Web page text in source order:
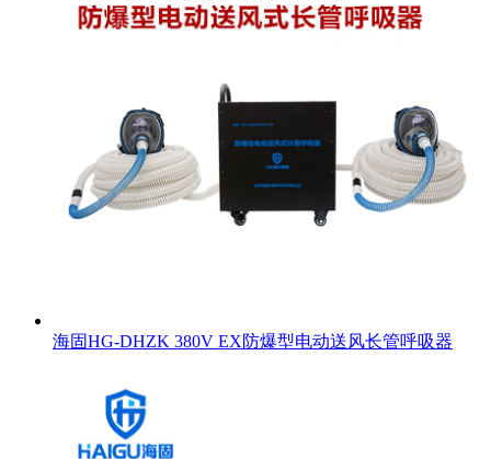
海固HG-DHZK 380V EX防爆型电动送风长管呼吸器